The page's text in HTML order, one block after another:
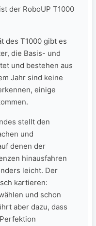
der RoboUP T1000
des T1000 gibt es
die Basis- und
und bestehen aus
Jahr sind keine
einige
stellt den‌
und
denen der
hinausfahren
⁤leicht. Der
kartieren:
und schon
aber dazu, dass